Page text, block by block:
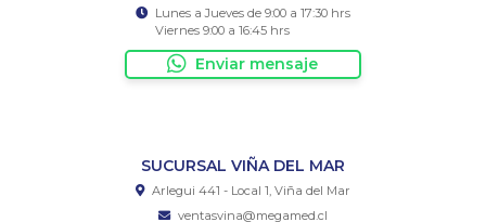
Lunes a Jueves de 9:00 a 17:30 hrs
Viernes 9:00 a 16:45 hrs
Enviar mensaje
SUCURSAL VIÑA DEL MAR
Arlegui 441 - Local 1, Viña del Mar
ventasvina@megamed.cl